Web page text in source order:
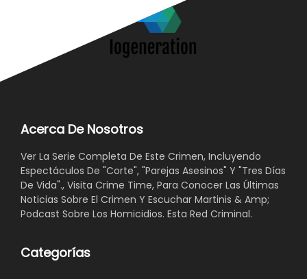
Acerca De Nosotros
Ver La Serie Completa De Este Crimen, Incluyendo
Espectáculos De "Corte", "Parejas Asesinos" Y "Tres Días
De Vida"., Visita Crime Time, Para Conocer Las Últimas
Noticias Sobre El Crimen Y Escuchar Martinis & Amp;
Podcast Sobre Los Homicidios. Esta Red Criminal.
Categorías